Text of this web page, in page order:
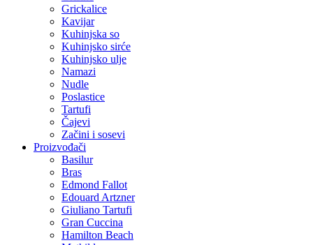
Grickalice
Kavijar
Kuhinjska so
Kuhinjsko sirće
Kuhinjsko ulje
Namazi
Nudle
Poslastice
Tartufi
Čajevi
Začini i sosevi
Proizvođači
Basilur
Bras
Edmond Fallot
Edouard Artzner
Giuliano Tartufi
Gran Cuccina
Hamilton Beach